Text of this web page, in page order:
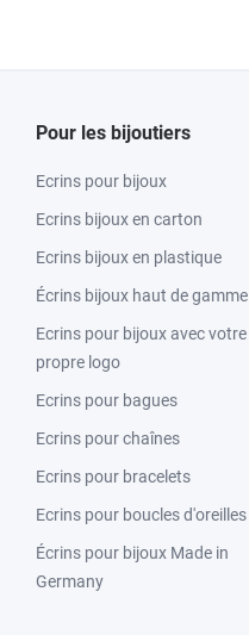
Pour les bijoutiers
Ecrins pour bijoux
Ecrins bijoux en carton
Ecrins bijoux en plastique
Écrins bijoux haut de gamme
Ecrins pour bijoux avec votre
propre logo
Ecrins pour bagues
Ecrins pour chaînes
Ecrins pour bracelets
Ecrins pour boucles d'oreilles
Écrins pour bijoux Made in
Germany